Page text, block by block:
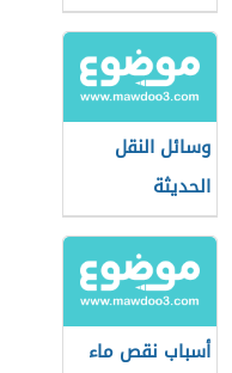
وسائل النقل
الحديثة
أسباب نقص ماء